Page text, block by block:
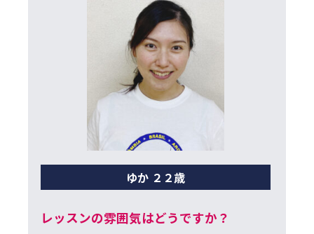
ゆか ２２歳
レッスンの雰囲気はどうですか？